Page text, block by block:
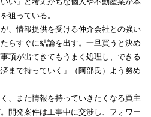
狙っている。
、情報提供を受ける仲介会社との強い
らすぐに結論を出す。一旦買うと決め
項が出てきてもうまく処理し、できる
まで持っていく」（阿部氏）よう努め
、また情報を持っていきたくなる買主
開発案件は工事中に交渉し、フォワー